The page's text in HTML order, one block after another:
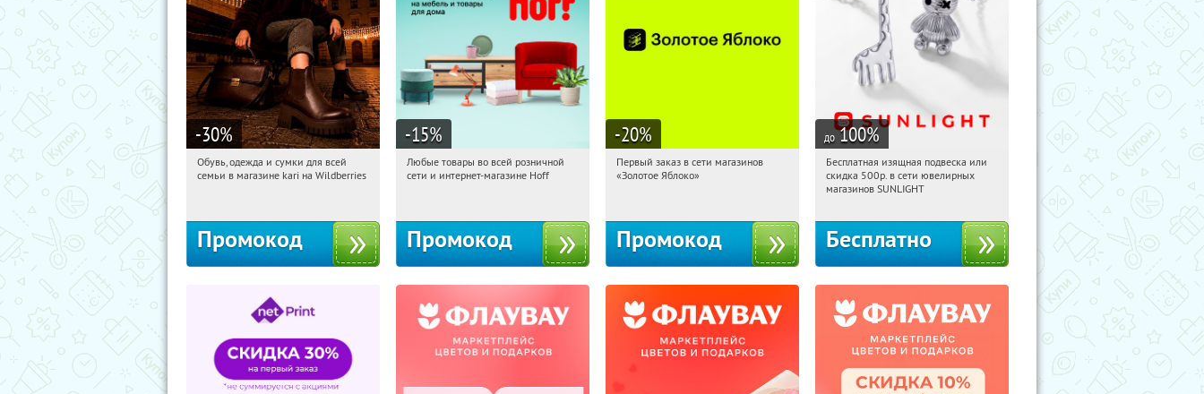
-30%
07:36:03 Получили:
Обувь, одежда и сумки для всей
семьи в магазине kari на Wildberries
Промокод
-15%
07:36:03 Получили:
Любые товары во всей розничной
сети и интернет-магазине Hoff
Промокод
-20%
07:36:03
Получи первым!
Первый заказ в сети магазинов
«Золотое Яблоко»
Промокод
до 100%
07:36:03 Получили:
Россия
Бесплатная изящная подвеска или
скидка 500р. в сети ювелирных
магазинов SUNLIGHT
Бесплатно